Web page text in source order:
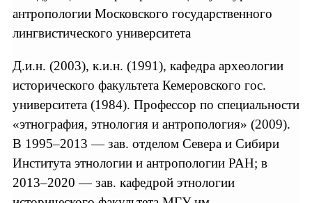
антропологии Московского государственного
лингвистического университета
Д.и.н. (2003), к.и.н. (1991), кафедра археологии
исторического факультета Кемеровского гос.
университета (1984). Профессор по специальности
«этнография, этнология и антропология» (2009).
В 1995–2013 — зав. отделом Севера и Сибири
Института этнологии и антропологии РАН; в
2013–2020 — зав. кафедрой этнологии